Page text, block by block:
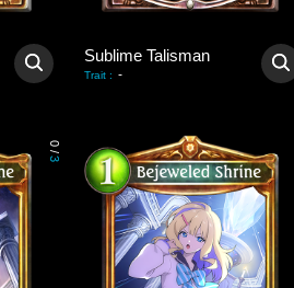
Sublime Talisman
Trait : -
0
/
3